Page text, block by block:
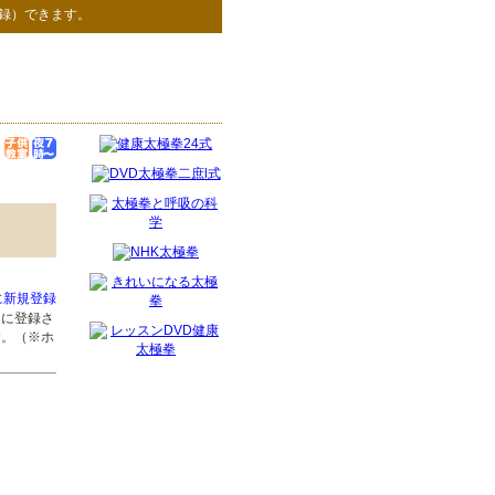
）できます。
新規登録
に登録さ
。（※ホ